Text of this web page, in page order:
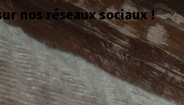
nos réseaux sociaux !